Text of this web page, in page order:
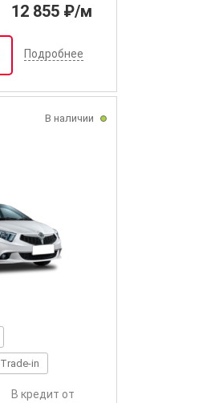
12 855 ₽/м
Подробнее
В наличии
Trade-in
В кредит от